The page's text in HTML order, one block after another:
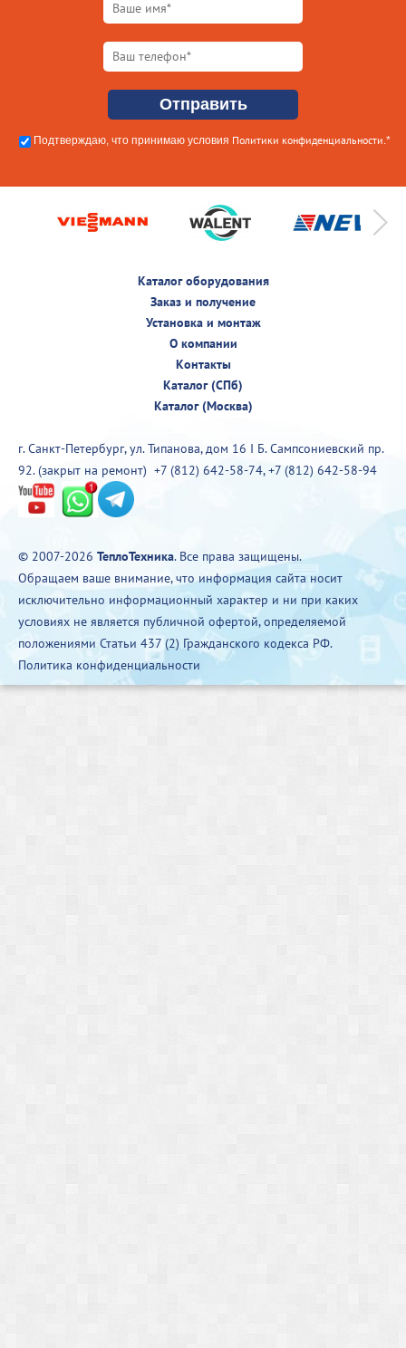
Подтверждаю, что принимаю условия Политики конфиденциальности.*
Каталог оборудования
Заказ и получение
Установка и монтаж
О компании
Контакты
Каталог (СПб)
Каталог (Москва)
г. Санкт-Петербург, ул. Типанова, дом 16 I Б. Сампсониевский пр.
92. (закрыт на ремонт) +7 (812) 642-58-74,+7 (812) 642-58-94
© 2007-2026 ТеплоТехника. Все права защищены.
Обращаем ваше внимание, что информация сайта носит
исключительно информационный характер и ни при каких
условиях не является публичной офертой, определяемой
положениями Статьи 437 (2) Гражданского кодекса РФ.
Политика конфиденциальности